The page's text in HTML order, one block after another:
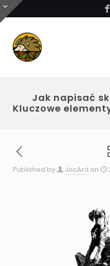
Jak napisać
Kluczowe
Published by JocArd on